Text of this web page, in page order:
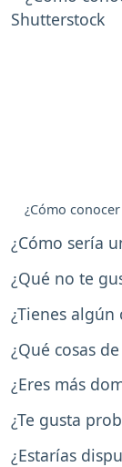
¿Cómo
¿Cómo sería
¿Qué no te
¿Tienes
¿Qué cosas
¿Eres más
¿Te gusta
¿Estarías